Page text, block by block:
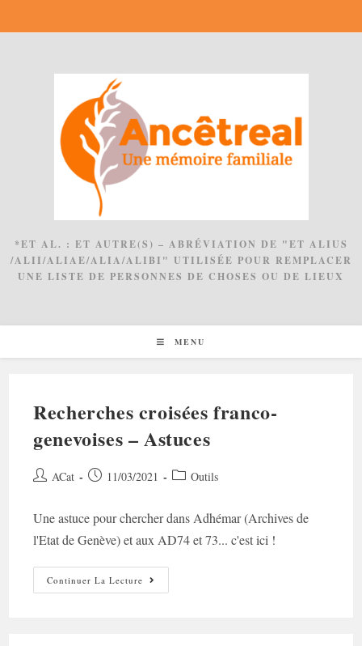
*ET AL. : ET AUTRE(S) – ABRÉVIATION DE "ET ALIUS
/ALII/ALIAE/ALIA/ALIBI" UTILISÉE POUR REMPLACER
UNE LISTE DE PERSONNES DE CHOSES OU DE LIEUX
MENU
Recherches croisées franco-
genevoises – Astuces
Auteur/autrice
publication :
ACat
Post 11/03/2021
PostOutils
Une astuce pour chercher dans Adhémar (Archives de
l'Etat de Genève) et aux AD74 et 73... c'est ici !
Continuer La Lecture Recherches
Croisées